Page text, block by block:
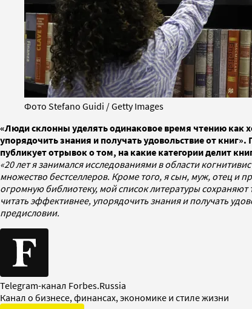
Фото Stefano Guidi / Getty Images
«Люди склонны уделять одинаковое время чтению как
упорядочить знания и получать удовольствие от
публикует отрывок о том, на какие категории делит
«20 лет я занимался исследованиями в области
множество бестселлеров. Кроме того, я сын, муж, отец и
огромную библиотеку, мой список литературы
читать эффективнее, упорядочить знания и получать
предисловии.
Telegram-канал Forbes.Russia
Канал о бизнесе, финансах, экономике и стиле жизни